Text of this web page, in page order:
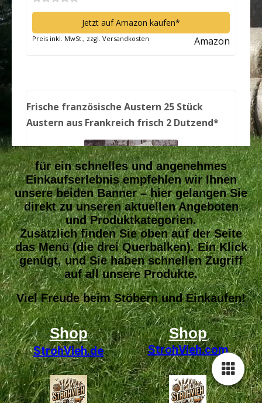
für ein schnelles und angenehmes
Einkaufserlebnis empfehlen wir Ihnen
unsere beiden Banner – hier gelangen Sie
direkt zu unseren aktuellen Angeboten
und Produktkategorien.
Zusätzlich finden Sie oben auf der Seite
das Menü (die drei Querbalken). Ein Klick
genügt, und Sie haben schnellen Zugriff
auf all unsere Produkte.
Viel Freude beim Stöbern und Einkaufen!
Shop
StrohVieh.de
Shop
StrohVieh.com